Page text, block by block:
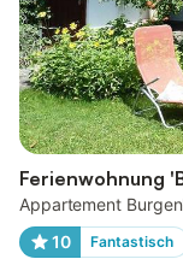
Ferienwohnung
Appartement
10
Fantastisch